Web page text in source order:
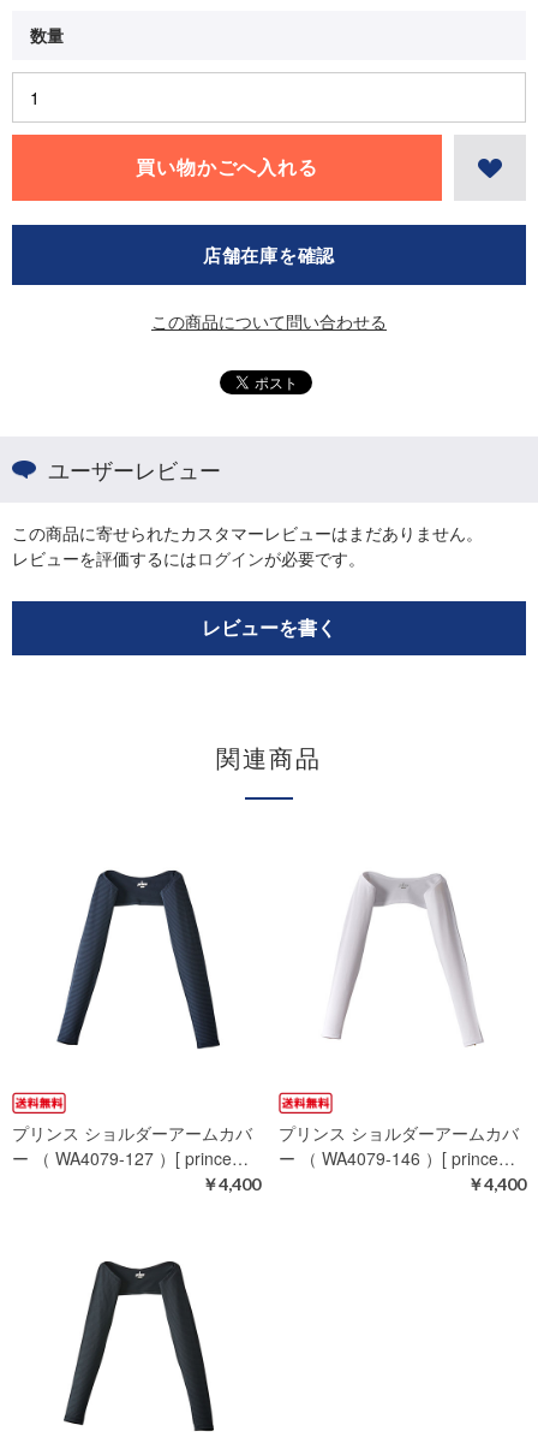
店舗在庫を確認
この商品について問い合わせる
ユーザーレビュー
この商品に寄せられたカスタマーレビューはまだありません。
レビューを評価するにはログインが必要です。
レビューを書く
関連商品
プリンス ショルダーアームカバ
ー （ WA4079-127 ）[ prince…
￥4,400
プリンス ショルダーアームカバ
ー （ WA4079-146 ）[ prince…
￥4,400